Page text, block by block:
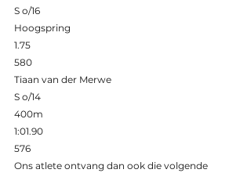
S o/16
Hoogspring
1.75
580
Tiaan van der Merwe
S o/14
400m
1:01.90
576
Ons atlete ontvang dan ook die volgende